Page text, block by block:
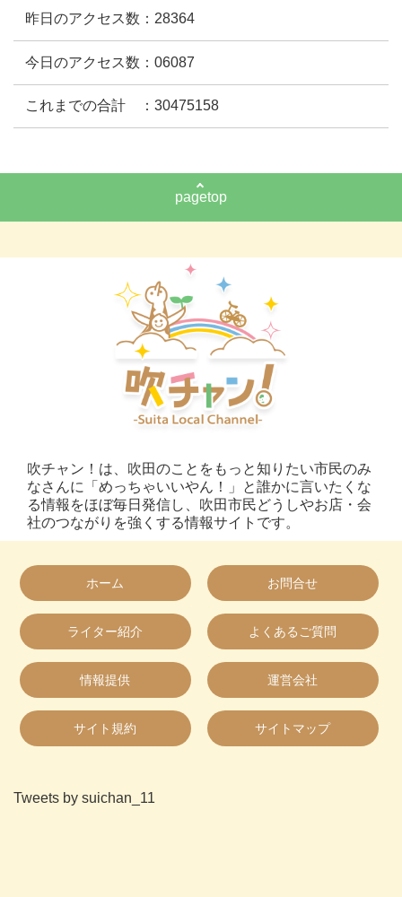
昨日のアクセス数：28364
今日のアクセス数：06087
これまでの合計 ：30475158
pagetop
吹チャン！は、吹田のことをもっと知りたい市民のみ
なさんに「めっちゃいいやん！」と誰かに言いたくな
る情報をほぼ毎日発信し、吹田市民どうしやお店・会
社のつながりを強くする情報サイトです。
ホーム お問合せ
ライター紹介 よくあるご質問
情報提供 運営会社
サイト規約 サイトマップ
Tweets by suichan_11